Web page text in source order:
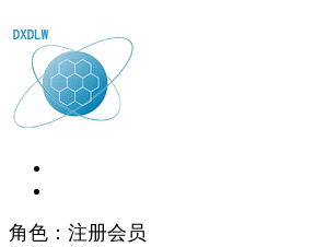
角色：注册会员